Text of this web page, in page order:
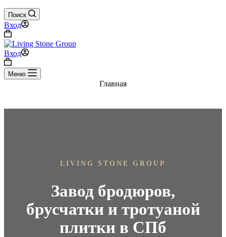
Поиск
Вход
Корзина
Вход
Корзина
Меню
Главная
LIVING STONE GROUP
Завод бродюров,
брусчатки и тротуаной
плитки в СПб